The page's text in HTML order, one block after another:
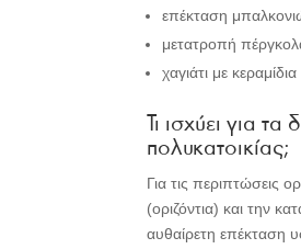
επέκταση
μετατροπή
χαγιάτι με κεραμίδια
Τι ισχύει για
πολυκατοικίας;
Για τις περιπτώσεις
(οριζόντια) και την
αυθαίρετη επέκταση